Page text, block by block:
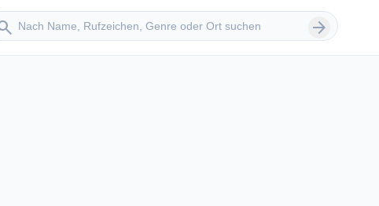
suchen arrow_forward